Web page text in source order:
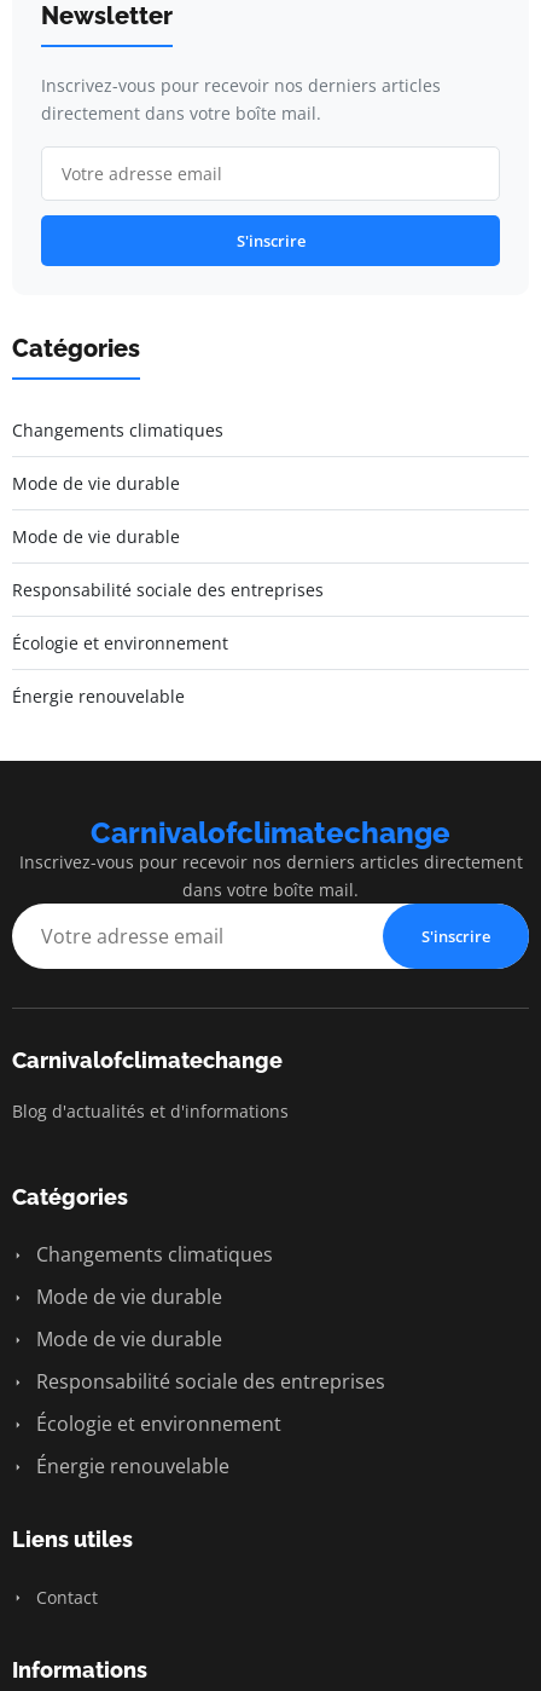
Newsletter
Inscrivez-vous pour recevoir nos derniers articles
directement dans votre boîte mail.
S'inscrire
Catégories
Changements climatiques
Mode de vie durable
Mode de vie durable
Responsabilité sociale des entreprises
Écologie et environnement
Énergie renouvelable
Carnivalofclimatechange
Inscrivez-vous pour recevoir nos derniers articles directement
dans votre boîte mail.
S'inscrire
Carnivalofclimatechange
Blog d'actualités et d'informations
Catégories
Changements climatiques
Mode de vie durable
Mode de vie durable
Responsabilité sociale des entreprises
Écologie et environnement
Énergie renouvelable
Liens utiles
Contact
Informations